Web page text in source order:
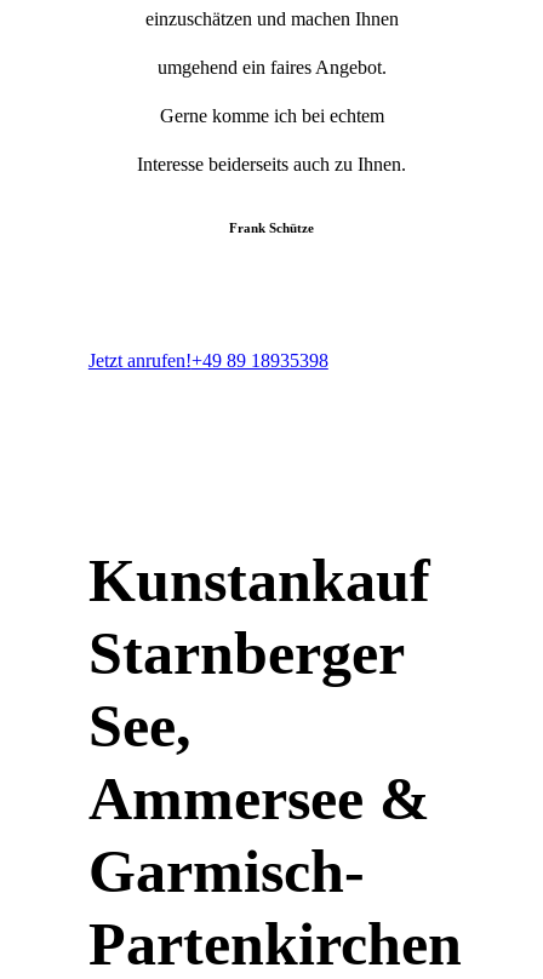
einzuschätzen und machen Ihnen
umgehend ein faires Angebot.
Gerne komme ich bei echtem
Interesse beiderseits auch zu Ihnen.
Frank Schütze
Jetzt anrufen!+49 89 18935398
Kunstankauf
Starnberger
See,
Ammersee &
Garmisch-
Partenkirchen